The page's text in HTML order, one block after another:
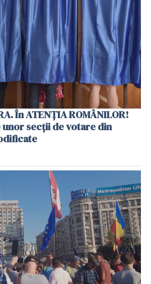
În ATENȚIA ROMÂNILOR!
unor secții de votare din